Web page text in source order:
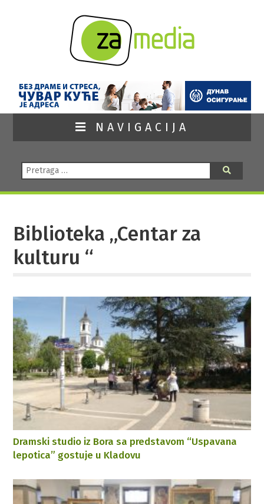
NAVIGACIJA
Pretraga:
Biblioteka „Centar za
kulturu “
Dramski studio iz Bora sa predstavom “Uspavana
lepotica” gostuje u Kladovu